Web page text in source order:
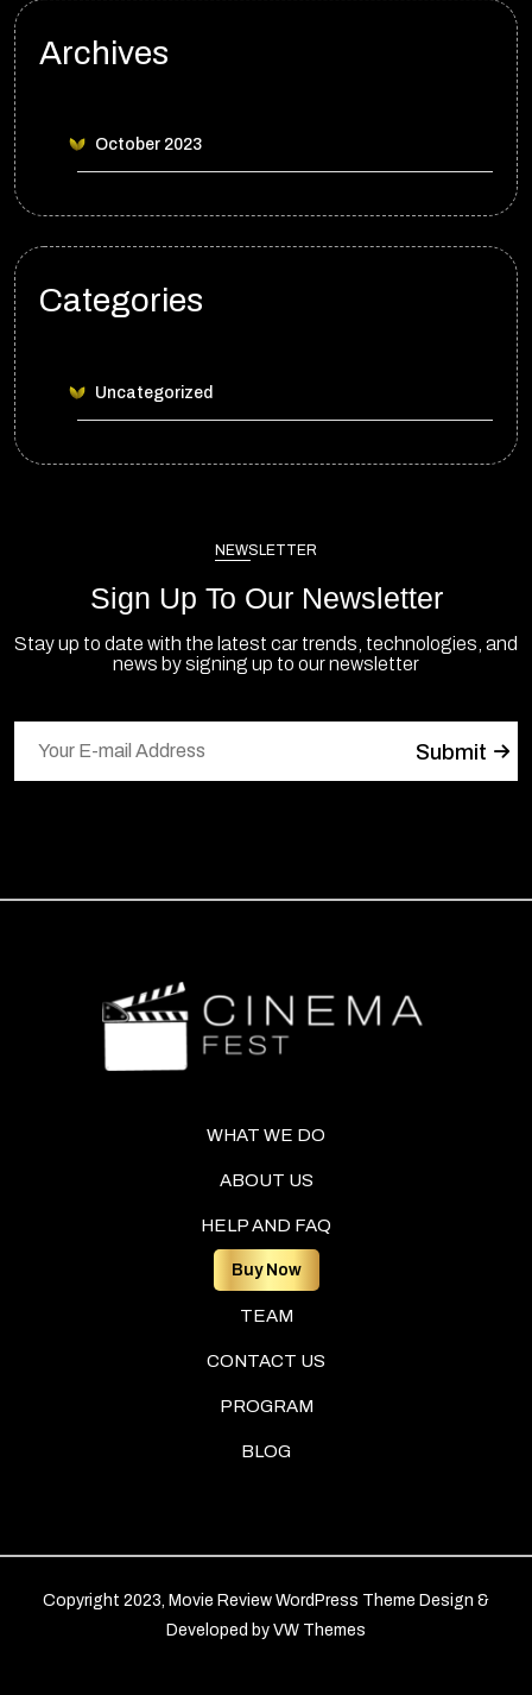
Archives
October 2023
Categories
Uncategorized
NEWSLETTER
Sign Up To Our Newsletter
Stay up to date with the latest car trends, technologies, and
news by signing up to our newsletter
WHAT WE DO
ABOUT US
HELP AND FAQ
Buy Now
TEAM
CONTACT US
PROGRAM
BLOG
Copyright 2023, Movie Review WordPress Theme Design &
Developed by VW Themes